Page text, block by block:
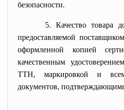
безопасности.
5. Качество товара
предоставляемой
оформленной копией
качественным
ТТН, маркировкой и
документов,